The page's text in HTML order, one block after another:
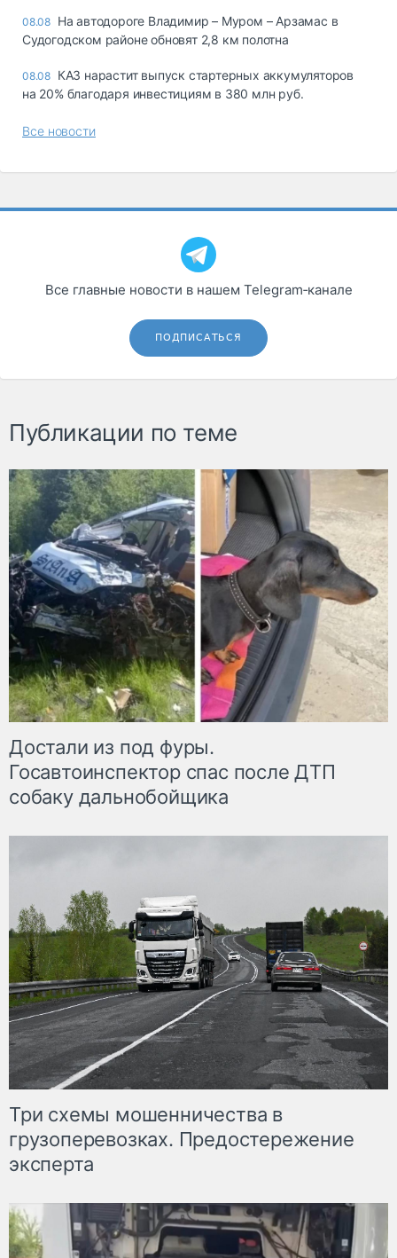
08.08 На автодороге Владимир – Муром – Арзамас в
Судогодском районе обновят 2,8 км полотна
08.08 КАЗ нарастит выпуск стартерных аккумуляторов
на 20% благодаря инвестициям в 380 млн руб.
Все новости
Все главные новости в нашем Telegram‑канале
ПОДПИСАТЬСЯ
Публикации по теме
Достали из под фуры.
Госавтоинспектор спас после ДТП
собаку дальнобойщика
Три схемы мошенничества в
грузоперевозках. Предостережение
эксперта